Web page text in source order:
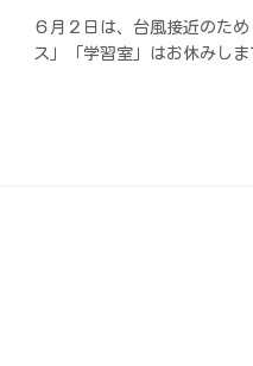
６月２日は、台風接近のた
ス」「学習室」はお休みし